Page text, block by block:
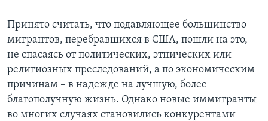
Принято считать, что подавляющее большинство
мигрантов, перебравшихся в США, пошли на это,
не спасаясь от политических, этнических или
религиозных преследований, а по экономическим
причинам – в надежде на лучшую, более
благополучную жизнь. Однако новые иммигранты
во многих случаях становились конкурентами